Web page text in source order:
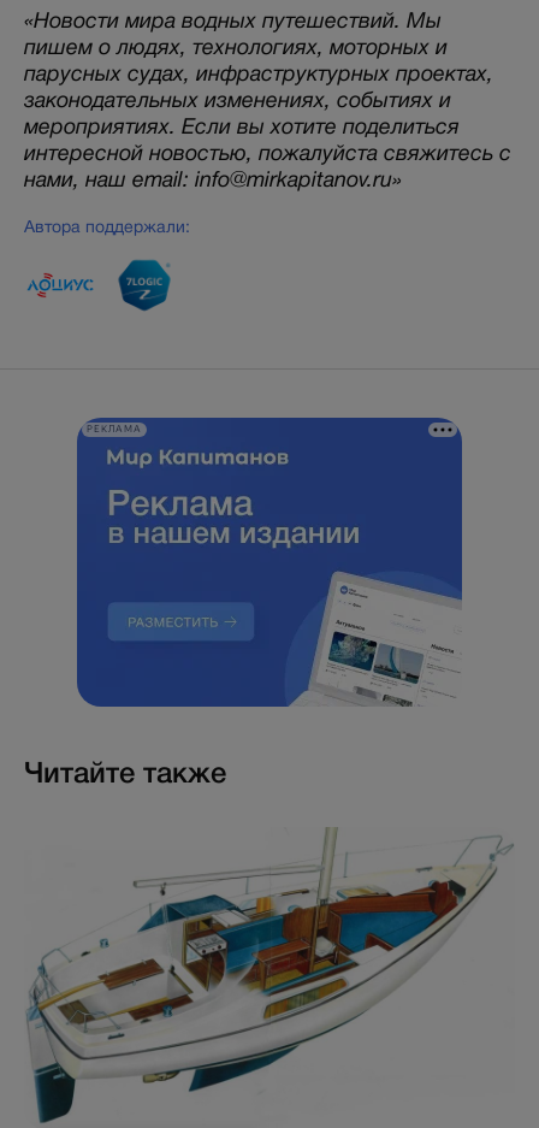
«Новости мира водных путешествий. Мы
пишем о людях, технологиях, моторных и
парусных судах, инфраструктурных проектах,
законодательных изменениях, событиях и
мероприятиях. Если вы хотите поделиться
интересной новостью, пожалуйста свяжитесь с
нами, наш email: info@mirkapitanov.ru»
Автора поддержали:
РЕКЛАМА
Читайте также